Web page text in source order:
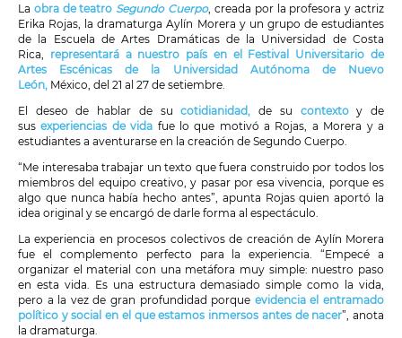
La obra de teatro Segundo Cuerpo, creada por la profesora y actriz
Erika Rojas, la dramaturga Aylín Morera y un grupo de estudiantes
de la Escuela de Artes Dramáticas de la Universidad de Costa
Rica, representará a nuestro país en el Festival Universitario de
Artes Escénicas de la Universidad Autónoma de Nuevo
León, México, del 21 al 27 de setiembre.
El deseo de hablar de sucotidianidad,de su contextoy de
susexperiencias de vida fue lo que motivó a Rojas, a Morera y a
estudiantes a aventurarse en la creación de Segundo Cuerpo.
“Me interesaba trabajar un texto que fuera construido por todos los
miembros del equipo creativo, y pasar por esa vivencia, porque es
algo que nunca había hecho antes”, apunta Rojas quien aportó la
idea original y se encargó de darle forma al espectáculo.
La experiencia en procesos colectivos de creación de Aylín Morera
fue el complemento perfecto para la experiencia. “Empecé a
organizar el material con una metáfora muy simple: nuestro paso
en esta vida. Es una estructura demasiado simple como la vida,
pero a la vez de gran profundidad porque evidencia el entramado
político y social en el que estamos inmersos antes de nacer”, anota
la dramaturga.